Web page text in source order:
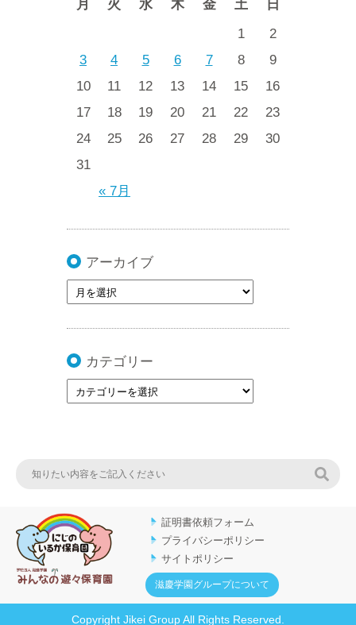
月
火 水 木 金 土 日
« 7月
1
2
3
4 5 6 7 8
9
10
11 12 13 14 15
16
17
18 19 20 21 22
23
24
25 26 27 28 29
30
31
アーカイブ
カテゴリー
証明書依頼フォーム
プライバシーポリシー
サイトポリシー
滋慶学園グループについて
Copyright Jikei Group All Rights Reserved.